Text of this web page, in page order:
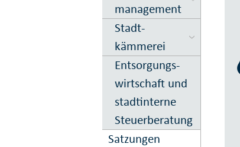
ma­na­ge­ment
Stadt­
kämmerei
Entsorgungs­
wirtschaft und
stadtinterne
Steuerberatung
Satzungen